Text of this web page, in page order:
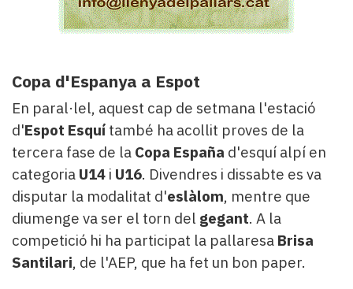
Copa d'Espanya a Espot
En paral·lel, aquest cap de setmana l'estació
d'Espot Esquí també ha acollit proves de la
tercera fase de la Copa España d'esquí alpí en
categoria U14 i U16. Divendres i dissabte es va
disputar la modalitat d'eslàlom, mentre que
diumenge va ser el torn del gegant. A la
competició hi ha participat la pallaresa Brisa
Santilari, de l'AEP, que ha fet un bon paper.